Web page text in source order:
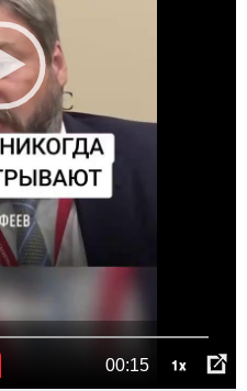
00:15 1x